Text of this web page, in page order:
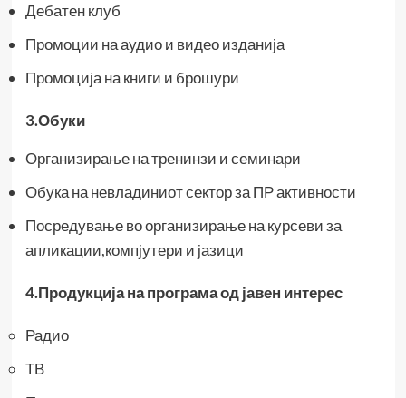
Дебатен клуб
Промоции на аудио и видео изданија
Промоција на книги и брошури
3.Обуки
Организирање на тренинзи и семинари
Обука на невладиниот сектор за ПР активности
Посредување во организирање на курсеви за
апликации,компјутери и јазици
4.Продукција на програма од јавен интерес
Радио
ТВ